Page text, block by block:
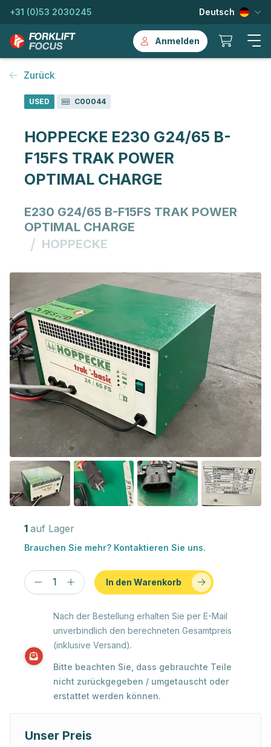
+31 (0)53 2030245 Deutsch
Anmelden
Zurück
USED C00044
HOPPECKE E230 G24/65 B-
F15FS TRAK POWER
OPTIMAL CHARGE
E230 G24/65 B-F15FS TRAK POWER
OPTIMAL CHARGE
/ HOPPECKE
1 auf Lager
Brauchen Sie mehr? Kontaktieren Sie uns.
In den Warenkorb
Nach der Bestellung erhalten Sie per E-Mail
unverbindlich den berechneten Gesamtpreis
(inklusive Versand).
Bitte beachten Sie, dass gebrauchte Teile
nicht zurückgegeben / umgetauscht oder
erstattet werden können.
Unser Preis